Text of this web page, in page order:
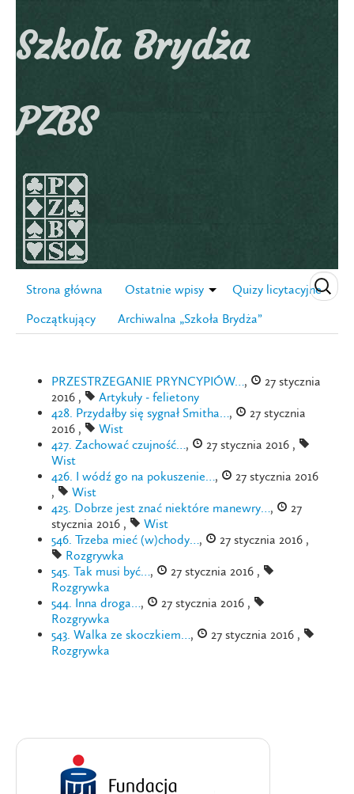
Szkoła Brydża
PZBS
Strona główna Ostatnie wpisy
Quizy licytacyjne
Początkujący
Archiwalna „Szkoła Brydża”
PRZESTRZEGANIE PRYNCYPIÓW…,
27 stycznia
2016 ,
Artykuły - felietony
428. Przydałby się sygnał Smitha…,
27 stycznia
2016 ,
Wist
427. Zachować czujność…,
27 stycznia 2016 ,
Wist
426. I wódź go na pokuszenie…,
27 stycznia 2016
,
Wist
425. Dobrze jest znać niektóre manewry…,
27
stycznia 2016 ,
Wist
546. Trzeba mieć (w)chody…,
27 stycznia 2016 ,
Rozgrywka
545. Tak musi być…,
27 stycznia 2016 ,
Rozgrywka
544. Inna droga…,
27 stycznia 2016 ,
Rozgrywka
543. Walka ze skoczkiem…,
27 stycznia 2016 ,
Rozgrywka